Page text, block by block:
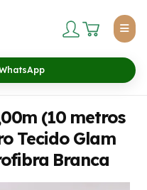
(10 metros
Tecido Glam
Branca